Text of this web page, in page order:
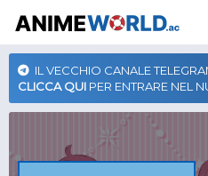
IL VECCHIO CANALE
CLICCA QUI PER ENTRARE NEL